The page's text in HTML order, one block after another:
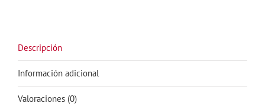
cantidad
Descripción
Información adicional
Valoraciones (0)